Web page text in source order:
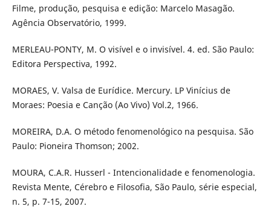
Filme, produção, pesquisa e edição: Marcelo Masagão.
Agência Observatório, 1999.
MERLEAU-PONTY, M. O visível e o invisível. 4. ed. São Paulo:
Editora Perspectiva, 1992.
MORAES, V. Valsa de Eurídice. Mercury. LP Vinícius de
Moraes: Poesia e Canção (Ao Vivo) Vol.2, 1966.
MOREIRA, D.A. O método fenomenológico na pesquisa. São
Paulo: Pioneira Thomson; 2002.
MOURA, C.A.R. Husserl - Intencionalidade e fenomenologia.
Revista Mente, Cérebro e Filosofia, São Paulo, série especial,
n. 5, p. 7-15, 2007.